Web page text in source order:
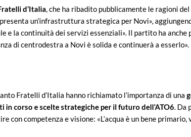
d’Italia, che ha ribadito pubblicamente le ragioni
un’infrastruttura strategica per Novi»,
e la continuità dei servizi essenziali». Il partito ha
di centrodestra a Novi è solida e continuerà a esserlo».
Fratelli d’Italia hanno richiamato l’importanza di una
in corso e scelte strategiche per il futuro dell’ATO6. Da
con competenza e visione: «L’acqua è un bene